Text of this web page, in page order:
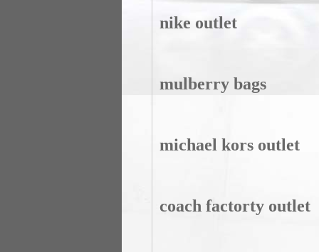
nike outlet
mulberry bags
michael kors outlet
coach factorty outlet